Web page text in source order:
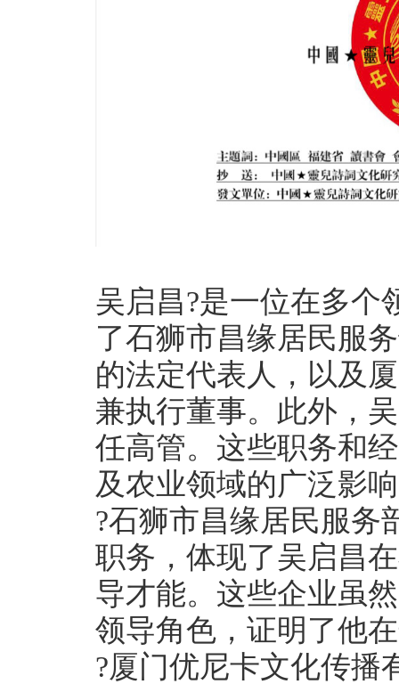
吴启昌?是一位在多个
了石狮市昌缘居民服
的法定代表人，以及
兼执行董事。此外，
任高管。这些职务和
及农业领域的广泛影
?石狮市昌缘居民服务
职务，体现了吴启昌
导才能。这些企业虽
领导角色，证明了他
?厦门优尼卡文化传播